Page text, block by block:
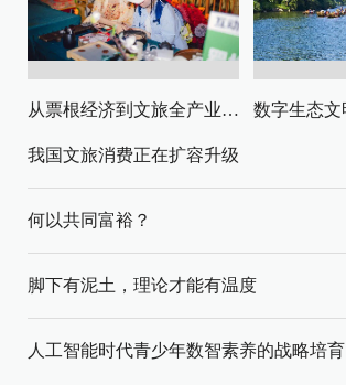
从票根经济到文旅全产业链升级
我国文旅消费正在扩容升级
何以共同富裕？
脚下有泥土，理论才能有温度
人工智能时代青少年数智素养的战略培育